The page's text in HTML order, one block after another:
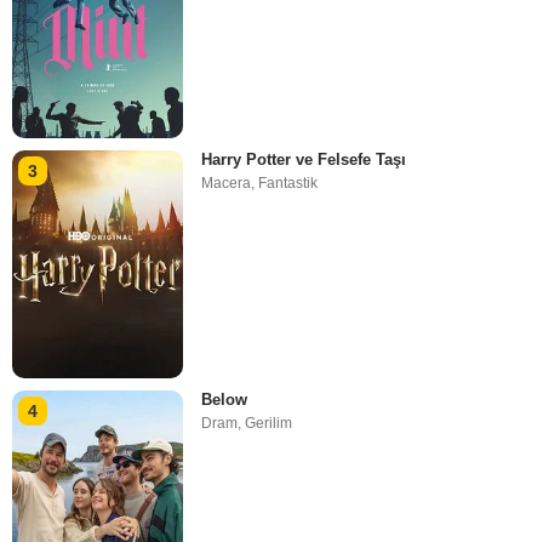
3
Harry Potter ve Felsefe Taşı
Macera Fantastik
4
Below
Dram,Gerilim